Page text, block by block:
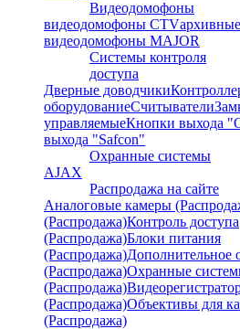
Видеодомофоны
видеодомофоны CTV
видеодомофоны MAJOR
Системы контроля
доступа
Дверные доводчики
оборудованиеСчитыватели
управляемыеКнопки выхода
выхода "Safcon"
Охранные системы
AJAX
Распродажа на сайте
Аналоговые камеры
(Распродажа)Контроль доступа
(Распродажа)Блоки питания
(Распродажа)Дополнительное
(Распродажа)Охранные
(Распродажа)
(Распродажа)Объективы для
(Распродажа)